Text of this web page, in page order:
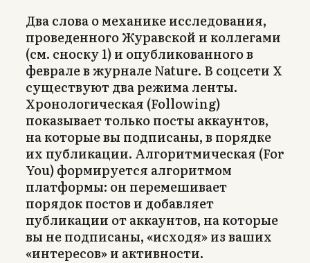
Два слова о механике исследования,
проведенного Журавской и коллегами
(см. сноску 1) и опубликованного в
феврале в журнале Nature. В соцсети X
существуют два режима ленты.
Хронологическая (Following)
показывает только посты аккаунтов,
на которые вы подписаны, в порядке
их публикации. Алгоритмическая (For
You) формируется алгоритмом
платформы: он перемешивает
порядок постов и добавляет
публикации от аккаунтов, на которые
вы не подписаны, «исходя» из ваших
«интересов» и активности.